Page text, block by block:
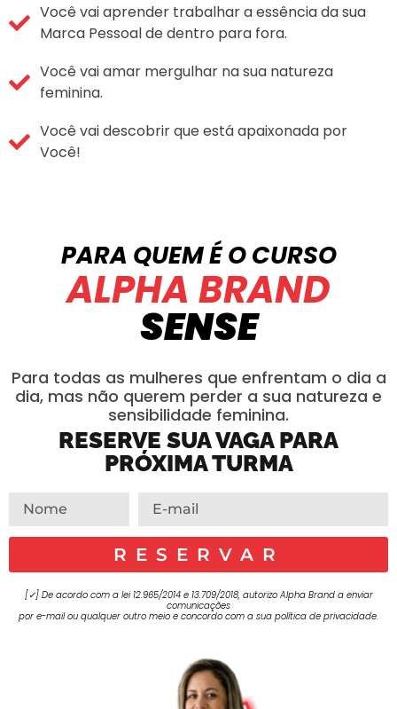
Você vai aprender trabalhar a essência da sua
Marca Pessoal de dentro para fora.
Você vai amar mergulhar na sua natureza
feminina.
Você vai descobrir que está apaixonada por
Você!
PARA QUEM É O CURSO
ALPHA BRAND
SENSE
Para todas as mulheres que enfrentam o dia a
dia, mas não querem perder a sua natureza e
sensibilidade feminina.
RESERVE SUA VAGA PARA
PRÓXIMA TURMA
RESERVAR
[✓] De acordo com a lei 12.965/2014 e 13.709/2018, autorizo Alpha Brand a enviar
comunicações
por e-mail ou qualquer outro meio e concordo com a sua política de privacidade.